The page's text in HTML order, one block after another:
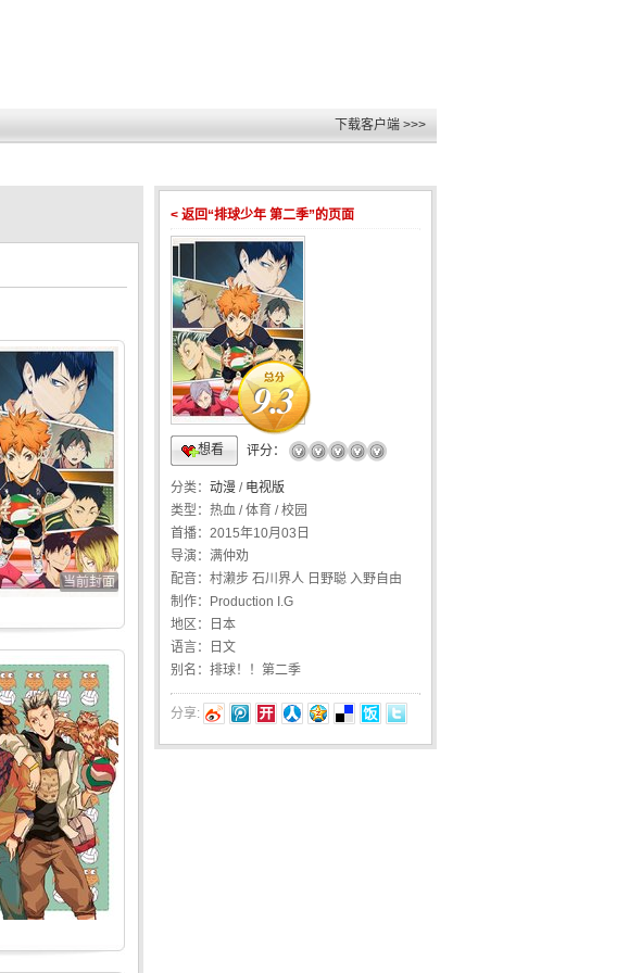
下载客户端 >>>
当前封面
< 返回“排球少年 第二季”的页面
9.3
想看 评分：
☆ ☆ ☆ ☆ ☆
分类： 动漫 / 电视版
类型： 热血 / 体育 / 校园
首播： 2015年10月03日
导演： 满仲劝
配音： 村濑步 石川界人 日野聪 入野自由
制作：
Production I.G
地区：
日本
语言：
日文
别名： 排球！！第二季
分享: